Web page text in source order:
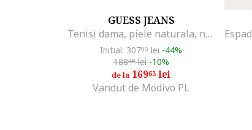
GUESS JEANS
Tenisi dama, piele naturala, negru
Initial: 30799 lei -44%
18848lei -10%
de la 16963lei
Vandut de Modivo PL